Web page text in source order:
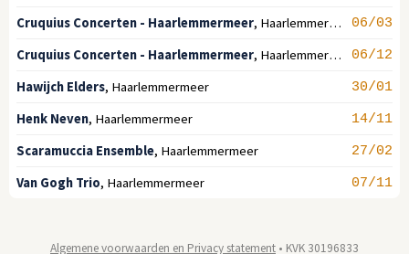
06/03
Cruquius Concerten - Haarlemmermeer, Haarlemmermeer
06/12
Cruquius Concerten - Haarlemmermeer, Haarlemmermeer
30/01
Hawijch Elders, Haarlemmermeer
14/11
Henk Neven, Haarlemmermeer
27/02
Scaramuccia Ensemble, Haarlemmermeer
07/11
Van Gogh Trio, Haarlemmermeer
Algemene voorwaarden en Privacy statement • KVK 30196833